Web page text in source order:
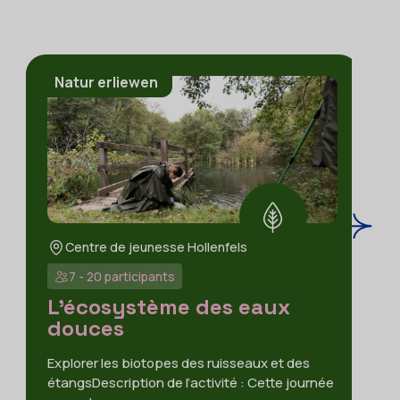
Natur erliewen
Centre de jeunesse Hollenfels
7 - 20 participants
L’écosystème des eaux
douces
Explorer les biotopes des ruisseaux et des
étangsDescription de l’activité : Cette journée